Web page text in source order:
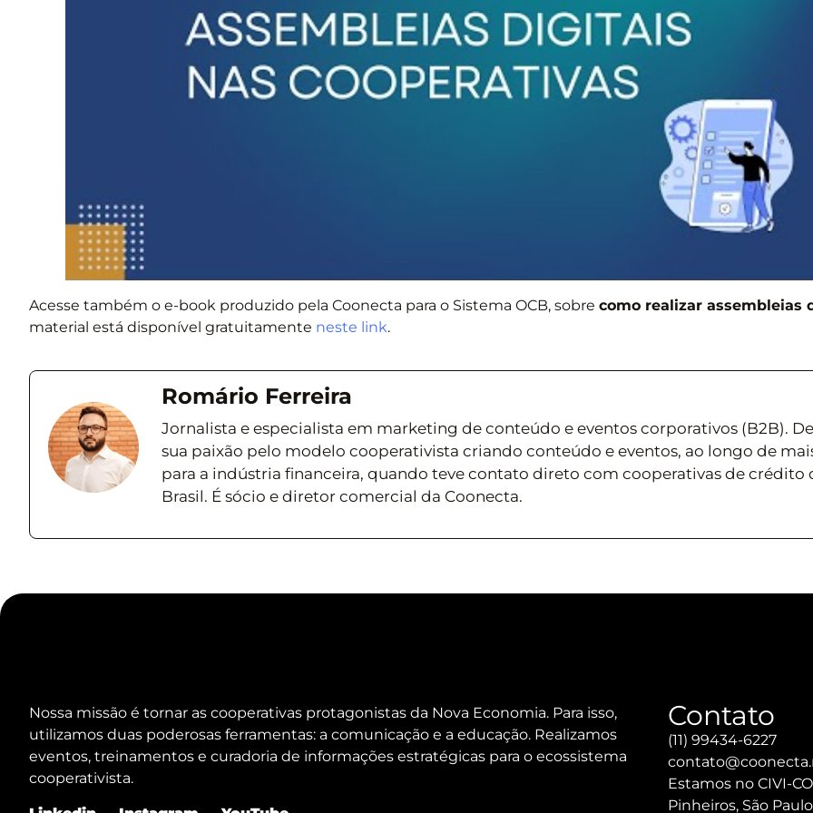
Acesse também o e-book produzido pela Coonecta para o Sistema OCB, sobre como realizar assembleias
material está disponível gratuitamente neste link.
Romário Ferreira
Jornalista e especialista em marketing de conteúdo e eventos corporativos (B2B).
sua paixão pelo modelo cooperativista criando conteúdo e eventos, ao longo de
para a indústria financeira, quando teve contato direto com cooperativas de crédito
Brasil. É sócio e diretor comercial da Coonecta.
Nossa missão é tornar as cooperativas protagonistas da Nova Economia. Para isso,
utilizamos duas poderosas ferramentas: a comunicação e a educação. Realizamos
eventos, treinamentos e curadoria de informações estratégicas para o ecossistema
cooperativista.
Contato
(11) 99434-6227
Estamos no CIVI-
Pinheiros, São